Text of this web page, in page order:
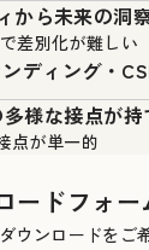
から未来の洞
差別化が難しい
ディング・
様な接点が持
点が単一的
ードフォー
ウンロードをご